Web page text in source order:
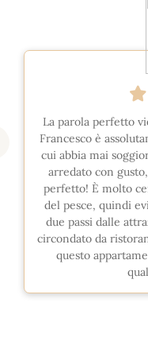
La parola perfetto
Francesco è
cui abbia mai
arredato con
perfetto! È molto
del pesce, quindi
due passi dalle
circondato da
questo